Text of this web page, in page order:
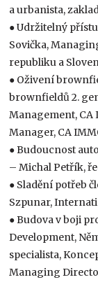
a urbanista,
● Udržitelný
Sovička,
republiku a
● Oživení
brownfieldů 2.
Management, CA
Manager, CA
● Budoucnost
– Michal Petřík,
● Sladění potřeb
Szpunar,
● Budova v boji
Development,
specialista,
Managing